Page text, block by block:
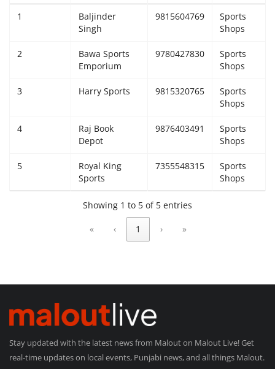
Privacy Policy
History of Malout
Railway Time Table
Lambi
Sri Muktsar Sahib News
Important
Contact Us
1
Baljinder
Singh
9815604769
Sports
Shops
2
Bawa Sports
Emporium
9780427830
Sports
Shops
3 Harry Sports 9815320765
Sports
Shops
4
Raj Book
Depot
9876403491
Sports
Shops
5
Royal King
Sports
7355548315
Sports
Shops
Showing 1 to 5 of 5 entries
« ‹ 1 › »
Stay updated with the latest news from Malout on Malout Live! Get
real-time updates on local events, Punjabi news, and all things Malout.